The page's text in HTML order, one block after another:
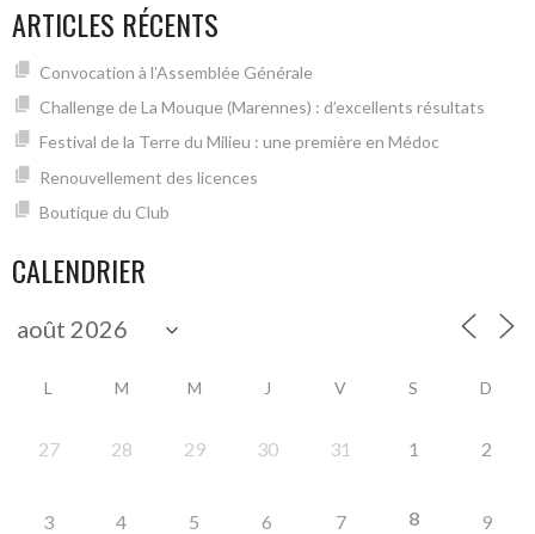
ARTICLES RÉCENTS
Convocation à l’Assemblée Générale
Challenge de La Mouque (Marennes) : d’excellents résultats
Festival de la Terre du Milieu : une première en Médoc
Renouvellement des licences
Boutique du Club
CALENDRIER
L M M J V S D
27 28 29 30 31 1 2
3 4 5 6 7 8 9